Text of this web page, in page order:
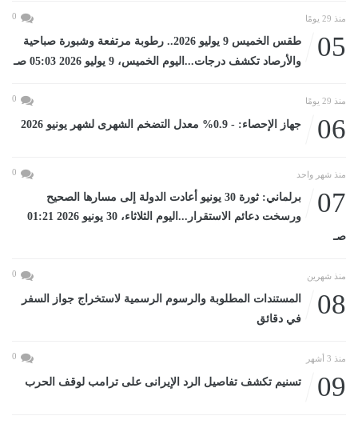
منذ 29 يومًا 0
05
طقس الخميس 9 يوليو 2026.. رطوبة مرتفعة وشبورة صباحية
والأرصاد تكشف درجات...اليوم الخميس، 9 يوليو 2026 05:03 صـ
منذ 29 يومًا 0
06 جهاز الإحصاء: - 0.9% معدل التضخم الشهرى لشهر يونيو 2026
منذ شهر واحد 0
07
برلماني: ثورة 30 يونيو أعادت الدولة إلى مسارها الصحيح
ورسخت دعائم الاستقرار...اليوم الثلاثاء، 30 يونيو 2026 01:21
صـ
منذ شهرين 0
08
المستندات المطلوبة والرسوم الرسمية لاستخراج جواز السفر
في دقائق
منذ 3 أشهر 0
09 تسنيم تكشف تفاصيل الرد الإيرانى على ترامب لوقف الحرب